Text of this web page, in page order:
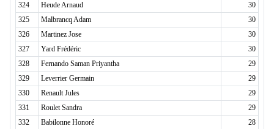
324
Heude Arnaud
30
325
Malbrancq Adam
30
326
Martinez Jose
30
327
Yard Frédéric
30
328
Fernando Saman Priyantha
29
329
Leverrier Germain
29
330
Renault Jules
29
331
Roulet Sandra
29
332
Babilonne Honoré
28